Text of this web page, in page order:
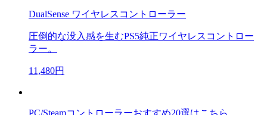
DualSense ワイヤレスコントローラー
圧倒的な没入感を生むPS5純正ワイヤレスコントロー
ラー。
11,480円
PC/Steamコントローラーおすすめ20選はこちら